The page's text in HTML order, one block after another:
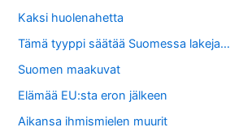
Kaksi huolenahetta
Tämä tyyppi säätää Suomessa lakeja…
Suomen maakuvat
Elämää EU:sta eron jälkeen
Aikansa ihmismielen muurit